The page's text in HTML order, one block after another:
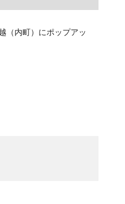
（内町）にポップアッ